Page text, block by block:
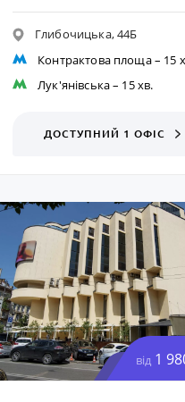
Глибочицька, 44Б
Контрактова площа– 15
Лук'янівська– 15 хв.
ДОСТУПНИЙ 1 ОФІС
від 1